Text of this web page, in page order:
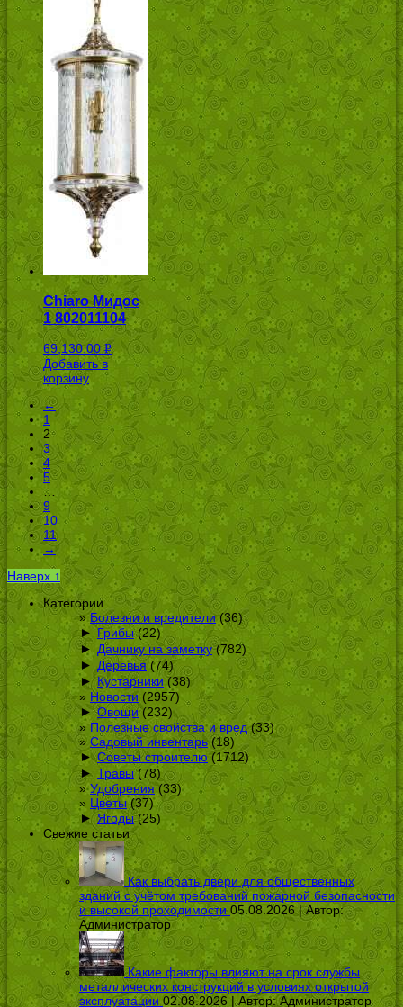
Chiaro Мидос
1 802011104
69,130.00Р
УБ.
Добавить в
корзину
←
1
2
3
4
5
…
9
10
11
→
Наверх ↑
Категории
Болезни и вредители(36)
► Грибы(22)
► Дачнику на заметку(782)
► Деревья (74)
► Кустарники(38)
Новости (2957)
► Овощи(232)
Полезные свойства и вред(33)
Садовый инвентарь(18)
► Советы строителю(1712)
► Травы(78)
Удобрения(33)
Цветы(37)
► Ягоды(25)
Свежие статьи
Как выбрать двери для общественных
зданий с учётом требований пожарной безопасности
и высокой проходимости 05.08.2026 | Автор:
Администратор
Какие факторы влияют на срок службы
металлических конструкций в условиях открытой
эксплуатации 02.08.2026 | Автор:Администратор